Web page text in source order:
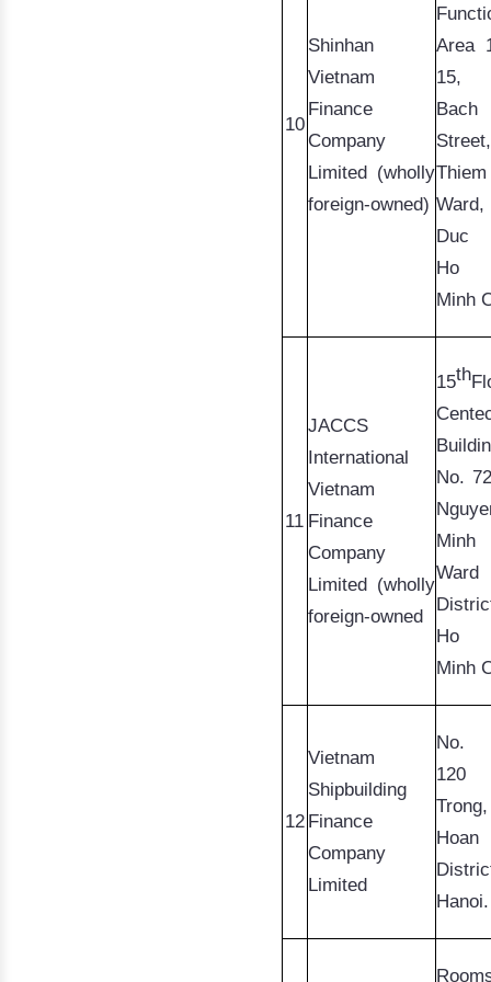
10
Shinhan
Vietnam
Finance
Company
Limited (wholly
foreign-owned)
Area
15,
Bach
Thiem
Duc
Ho
Minh
11
JACCS
International
Vietnam
Finance
Company
Limited (wholly
foreign-owned
15th
No.
Ho
Minh
12
Vietnam
Shipbuilding
Finance
Company
Limited
120
Trong
Hoan
Hanoi.